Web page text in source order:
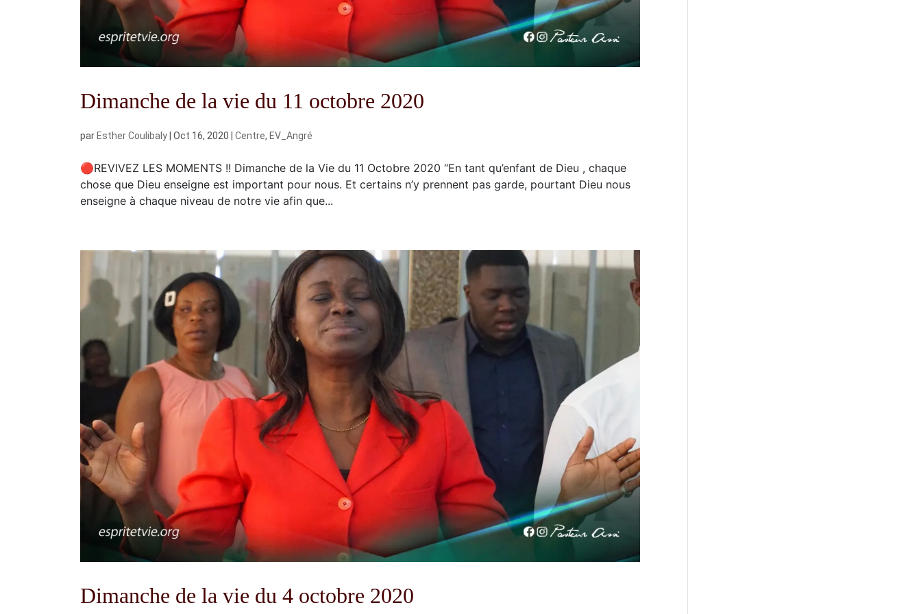
Dimanche de la vie du 11 octobre 2020
parEsther Coulibaly| Oct 16, 2020 | Centre, EV_Angré
🔴REVIVEZ LES MOMENTS !! Dimanche de la Vie du 11 Octobre 2020 “En tant qu’enfant de Dieu , chaque
chose que Dieu enseigne est important pour nous. Et certains n’y prennent pas garde, pourtant Dieu nous
enseigne à chaque niveau de notre vie afin que...
Dimanche de la vie du 4 octobre 2020